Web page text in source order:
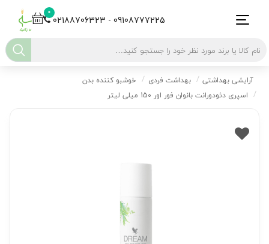
0
02188706323 - 09108777225
آرایشی بهداشتی بهداشت فردی
خوشبو کننده بدن
اسپری دئودورانت بانوان فور اور 150 میلی لیتر